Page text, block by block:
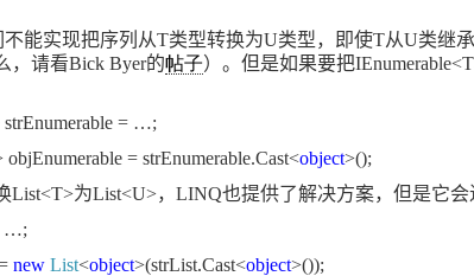
不能实现把序列从T类型转换为U类型，即使T从U类继
，请看Bick Byer的帖子）。但是如果要把
strEnumerable = …;
objEnumerable = strEnumerable.Cast<object>();
List<T>为List<U>， LINQ也提供了解决方案，但是它会
…;
new List<object>(strList.Cast<object>());